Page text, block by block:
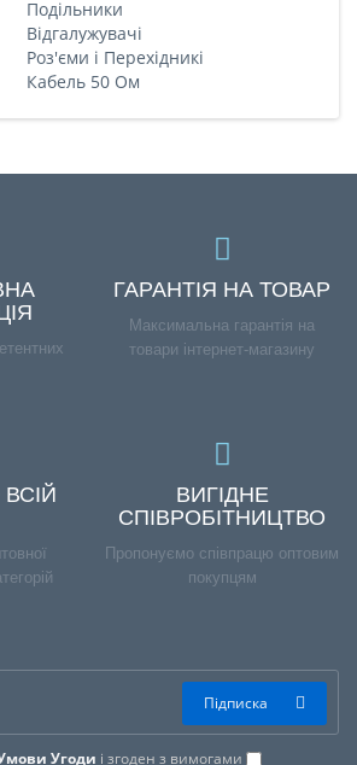
Подільники
Відгалужувачі
Роз'єми і Перехідникі
Кабель 50 Ом
ГАРАНТІЯ НА ТОВАР
Максимальна гарантія на
товари інтернет-магазину
ВИГІДНЕ
СПІВРОБІТНИЦТВО
Пропонуємо співпрацю оптовим
покупцям
Угоди і згоден з вимогами
Підписка